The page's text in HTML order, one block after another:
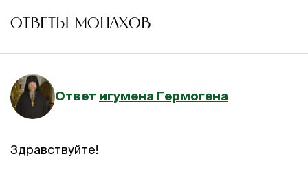
ОТВЕТЫ МОНАХОВ
Ответ игумена Гермогена
Здравствуйте!